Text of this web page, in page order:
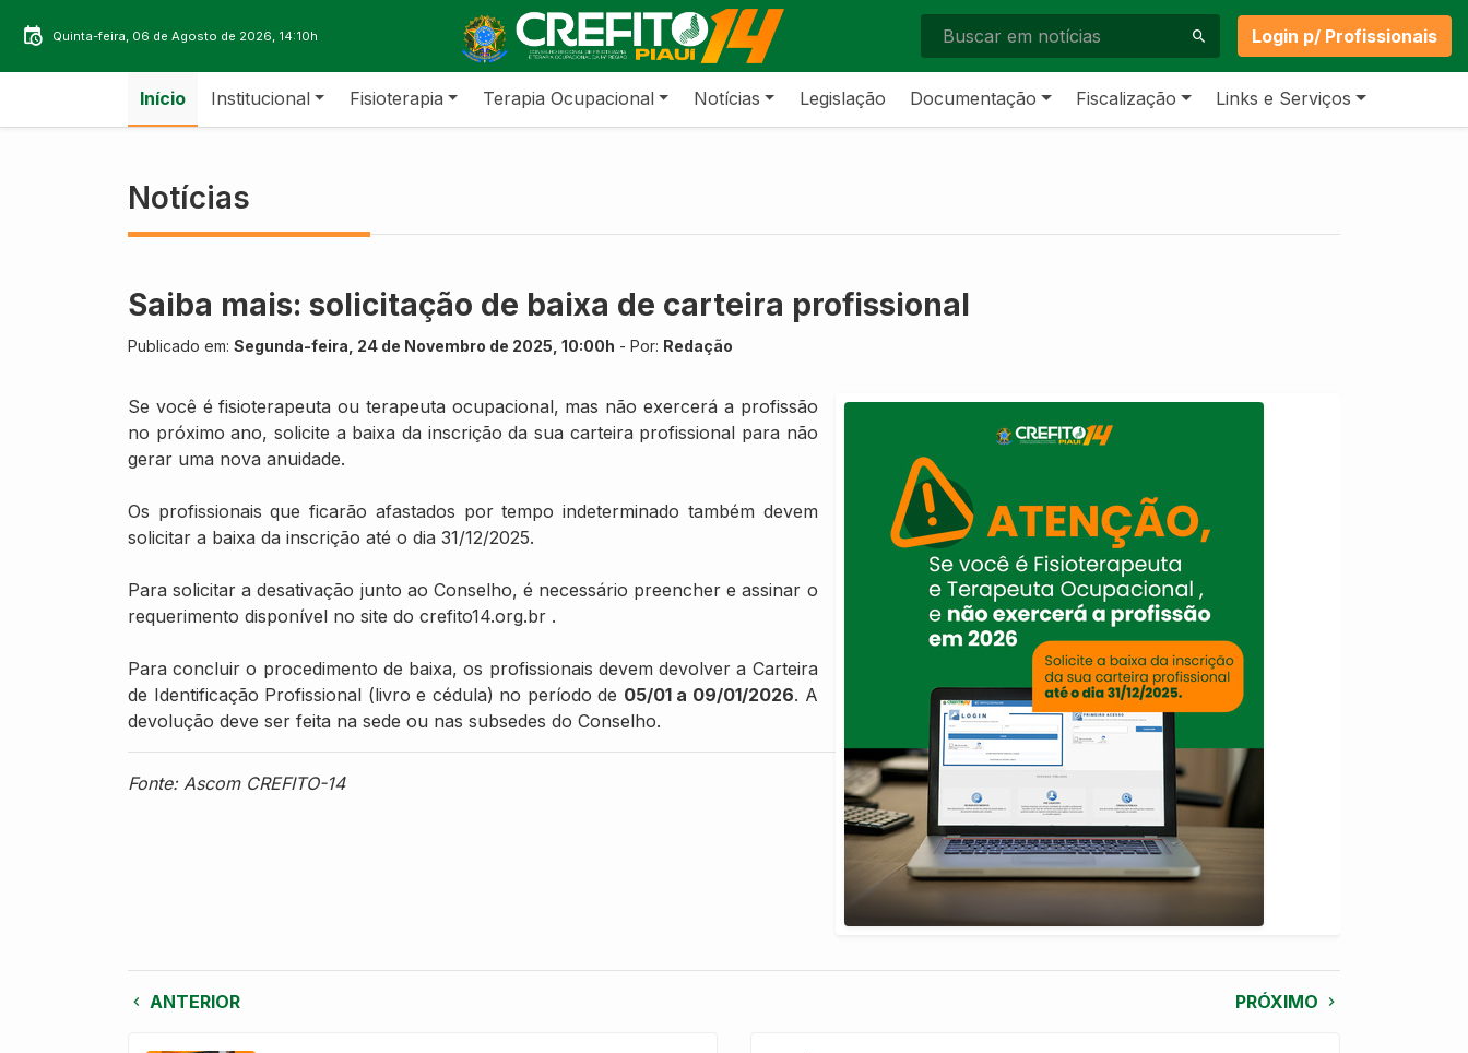
Quinta-feira, 06 de Agosto de 2026, 14:10h Login p/ Profissionais
Início Institucional Fisioterapia Terapia Ocupacional Notícias Legislação Documentação Fiscalização Links e Serviços
Notícias
Saiba mais: solicitação de baixa de carteira profissional
Publicado em: Segunda-feira, 24 de Novembro de 2025, 10:00h - Por: Redação
Se você é fisioterapeuta ou terapeuta ocupacional, mas não exercerá a profissão
no próximo ano, solicite a baixa da inscrição da sua carteira profissional para não
gerar uma nova anuidade.
Os profissionais que ficarão afastados por tempo indeterminado também devem
solicitar a baixa da inscrição até o dia 31/12/2025.
Para solicitar a desativação junto ao Conselho, é necessário preencher e assinar o
requerimento disponível no site do crefito14.org.br .
Para concluir o procedimento de baixa, os profissionais devem devolver a Carteira
de Identificação Profissional (livro e cédula) no período de 05/01 a 09/01/2026. A
devolução deve ser feita na sede ou nas subsedes do Conselho.
Fonte: Ascom CREFITO-14
ANTERIOR PRÓXIMO